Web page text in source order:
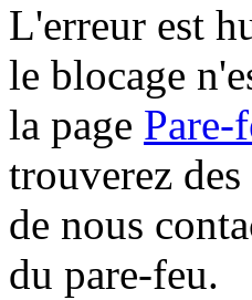
L'erreur est
le blocage
la page Pare-
trouverez
de nous
du pare-feu.